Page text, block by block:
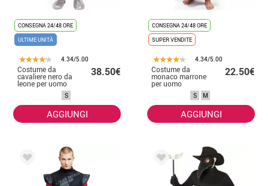
CONSEGNA 24/48 ORE
ULTIME UNITÀ
4.34/5.00
Costume da
cavaliere nero da
leone per uomo
38.50€
S
AGGIUNGI
CONSEGNA 24/48 ORE
SUPER VENDITE
4.34/5.00
Costume da
monaco marrone
per uomo
22.50€
S M
AGGIUNGI